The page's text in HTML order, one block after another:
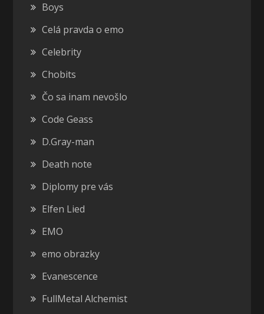
Boys
Celá pravda o emo
Celebrity
Chobits
Čo sa inam nevošlo
Code Geass
D.Gray-man
Death note
Diplomy pre vás
Elfen Lied
EMO
emo obrazky
Evanescence
FullMetal Alchemist